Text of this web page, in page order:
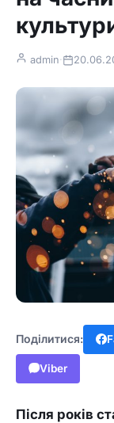
admin·
Поділитися:
Viber
Після років